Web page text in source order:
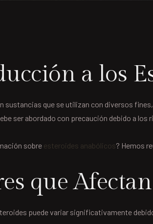
a los
sustancias que se utilizan con diversos
ser abordado con precaución debido a los
sobre esteroides anabólicos? Hemos
que
puede variar significativamente